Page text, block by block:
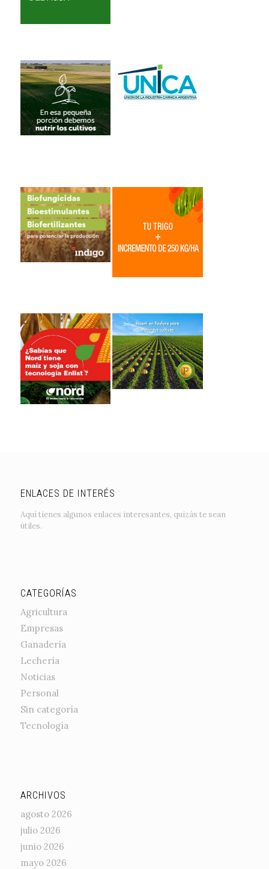
ENLACES DE INTERÉS
Aquí tienes algunos enlaces interesantes, quizás te sean
útiles.
CATEGORÍAS
Agricultura
Empresas
Ganadería
Lechería
Noticias
Personal
Sin categoría
Tecnología
ARCHIVOS
agosto 2026
julio 2026
junio 2026
mayo 2026